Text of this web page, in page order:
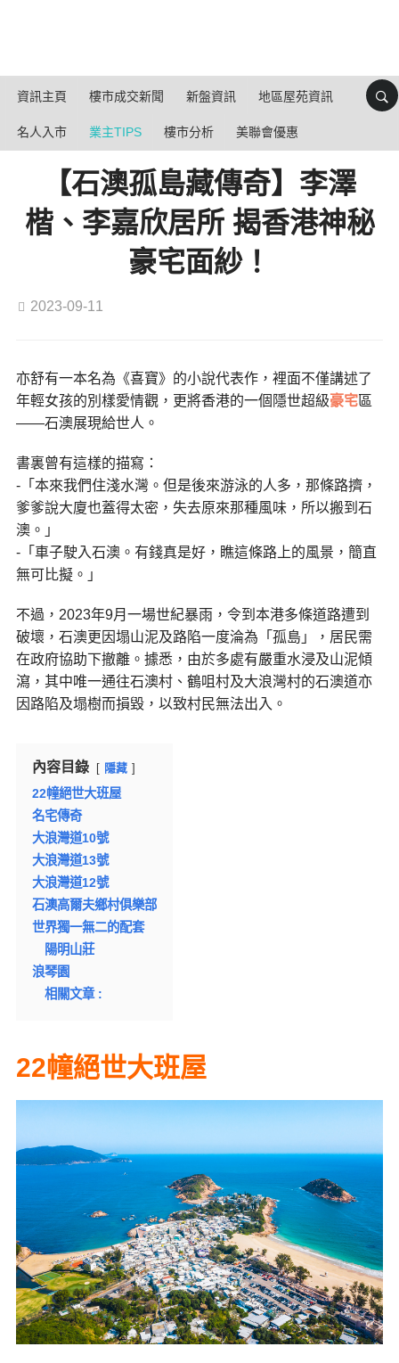
資訊主頁 樓市成交新聞 新盤資訊 地區屋苑資訊
名人入市 業主TIPS 樓市分析 美聯會優惠
【石澳孤島藏傳奇】李澤
楷、李嘉欣居所 揭香港神秘
豪宅面紗！
2023-09-11
亦舒有一本名為《喜寶》的小說代表作，裡面不僅講述了
年輕女孩的別樣愛情觀，更將香港的一個隱世超級豪宅區
——石澳展現給世人。
書裏曾有這樣的描寫：
-「本來我們住淺水灣。但是後來游泳的人多，那條路擠，
爹爹說大廈也蓋得太密，失去原來那種風味，所以搬到石
澳。」
-「車子駛入石澳。有錢真是好，瞧這條路上的風景，簡直
無可比擬。」
不過，2023年9月一場世紀暴雨，令到本港多條道路遭到
破壞，石澳更因塌山泥及路陷一度淪為「孤島」，居民需
在政府協助下撤離。據悉，由於多處有嚴重水浸及山泥傾
瀉，其中唯一通往石澳村、鶴咀村及大浪灣村的石澳道亦
因路陷及塌樹而損毀，以致村民無法出入。
內容目錄 隱藏
22幢絕世大班屋
名宅傳奇
大浪灣道10號
大浪灣道13號
大浪灣道12號
石澳高爾夫鄉村俱樂部
世界獨一無二的配套
陽明山莊
浪琴園
相關文章 :
22幢絕世大班屋